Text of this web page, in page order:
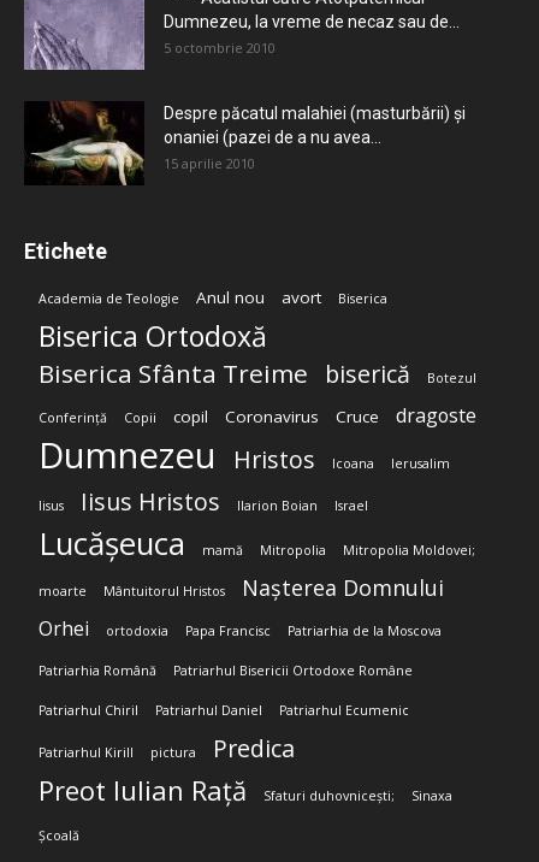
Dumnezeu, la vreme de necaz sau de...
5 octombrie 2010
Despre păcatul malahiei (masturbării) şi
onaniei (pazei de a nu avea...
15 aprilie 2010
Etichete
Academia de Teologie Anul nou avort Biserica
Biserica Ortodoxă
Biserica Sfânta Treime biserică Botezul
Conferință Copii copil Coronavirus Cruce dragoste
Dumnezeu Hristos Icoana Ierusalim
Iisus Iisus Hristos Ilarion Boian Israel
Lucășeuca mamă Mitropolia Mitropolia Moldovei;
moarte Mântuitorul Hristos Nașterea Domnului
Orhei ortodoxia Papa Francisc Patriarhia de la Moscova
Patriarhia Română Patriarhul Bisericii Ortodoxe Române
Patriarhul Chiril Patriarhul Daniel Patriarhul Ecumenic
Patriarhul Kirill pictura Predica
Preot Iulian Rață Sfaturi duhovnicești; Sinaxa
Școală